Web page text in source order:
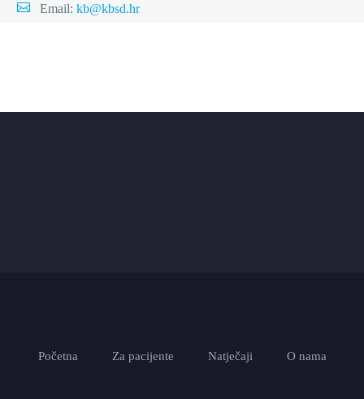
Email: kb@kbsd.hr
Početna Za pacijente Natječaji O nama